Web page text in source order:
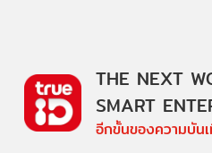
THE NEXT
SMART
อีกขั้นของความบัน